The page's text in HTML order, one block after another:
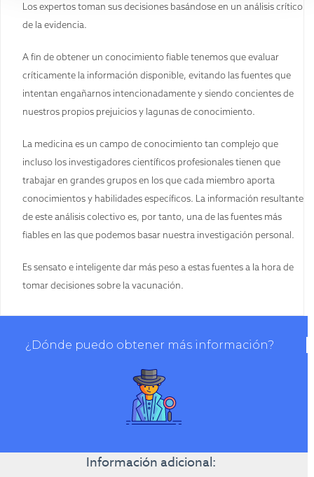
Los expertos toman sus decisiones basándose en un análisis crítico
de la evidencia.
A fin de obtener un conocimiento fiable tenemos que evaluar
críticamente la información disponible, evitando las fuentes que
intentan engañarnos intencionadamente y siendo concientes de
nuestros propios prejuicios y lagunas de conocimiento.
La medicina es un campo de conocimiento tan complejo que
incluso los investigadores científicos profesionales tienen que
trabajar en grandes grupos en los que cada miembro aporta
conocimientos y habilidades específicos. La información resultante
de este análisis colectivo es, por tanto, una de las fuentes más
fiables en las que podemos basar nuestra investigación personal.
Es sensato e inteligente dar más peso a estas fuentes a la hora de
tomar decisiones sobre la vacunación.
¿Dónde puedo obtener más información?
Información adicional: